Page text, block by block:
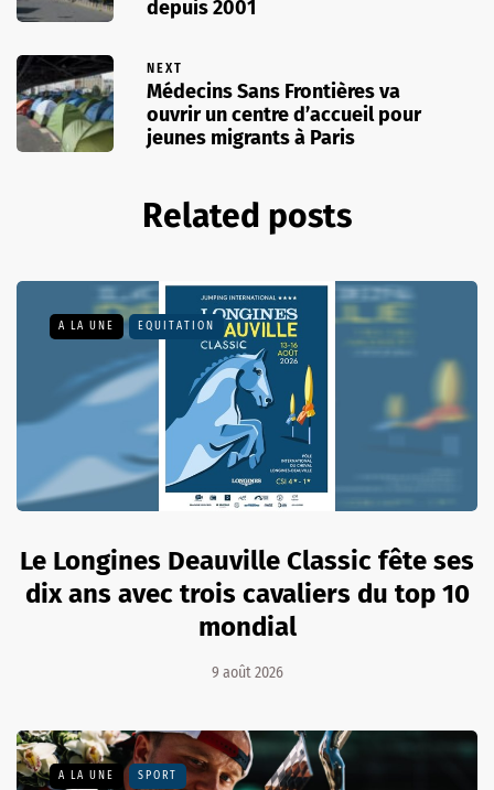
depuis 2001
NEXT
Médecins Sans Frontières va
ouvrir un centre d’accueil pour
jeunes migrants à Paris
Related posts
A LA UNE EQUITATION
Le Longines Deauville Classic fête ses
dix ans avec trois cavaliers du top 10
mondial
9 août 2026
A LA UNE SPORT